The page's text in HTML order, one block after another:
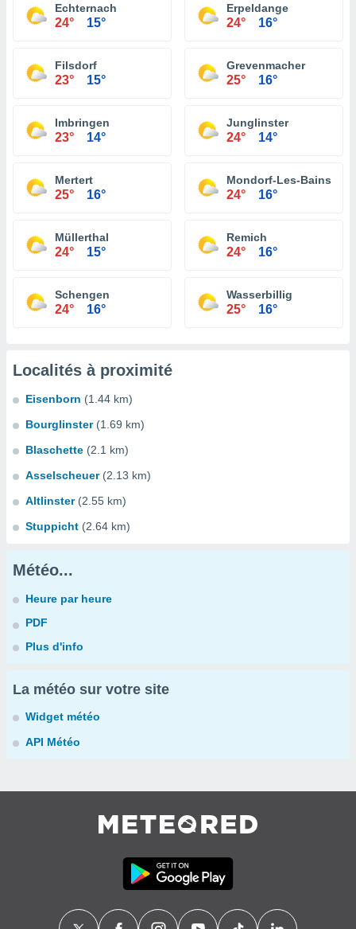
Echternach
24° 15°
Erpeldange
24° 16°
Filsdorf
23° 15°
Grevenmacher
25° 16°
Imbringen
23° 14°
Junglinster
24° 14°
Mertert
25° 16°
Mondorf-Les-Bains
24° 16°
Müllerthal
24° 15°
Remich
24° 16°
Schengen
24° 16°
Wasserbillig
25° 16°
Localités à proximité
Eisenborn (1.44 km)
Bourglinster (1.69 km)
Blaschette (2.1 km)
Asselscheuer (2.13 km)
Altlinster (2.55 km)
Stuppicht (2.64 km)
Météo...
Heure par heure
PDF
Plus d'info
La météo sur votre site
Widget météo
API Météo